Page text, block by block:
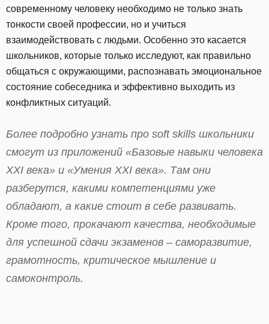
современному человеку необходимо не только знать
тонкости своей профессии, но и учиться
взаимодействовать с людьми. Особенно это касается
школьников, которые только исследуют, как правильно
общаться с окружающими, распознавать эмоциональное
состояние собеседника и эффективно выходить из
конфликтных ситуаций.
Более подробно узнать про soft skills школьники
смогут из приложений «Базовые навыки человека
XXI века» и «Умения XXI века». Там они
разберутся, какими компетенциями уже
обладают, а какие стоит в себе развивать.
Кроме того, прокачают качества, необходимые
для успешной сдачи экзаменов – саморазвитие,
грамотность, критическое мышление и
самоконтроль.